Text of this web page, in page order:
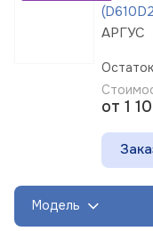
АРГУС
от 1
Модель